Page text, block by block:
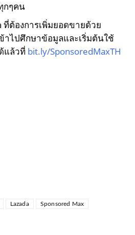
กๆคน
ต้องการเพิ่มยอดขายด้วย
าไปศึกษาข้อมูลและเริ่มต้นใช้
แล้วที่ bit.ly/SponsoredMaxTH
Lazada Sponsored Max